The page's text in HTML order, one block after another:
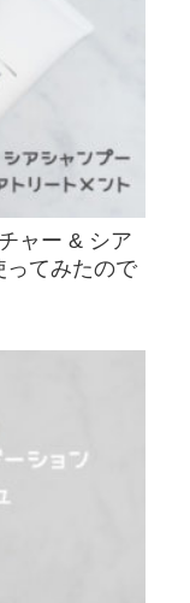
ャー & シア
ってみたので